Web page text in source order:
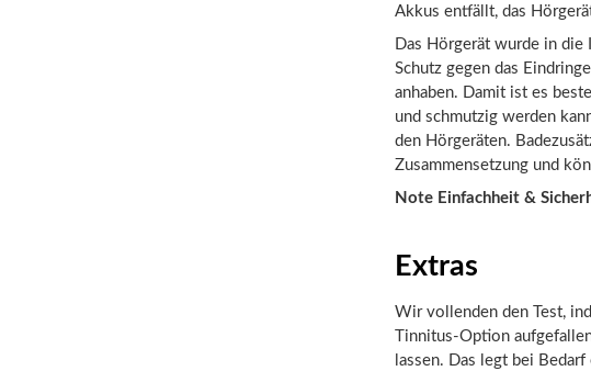
Akkus entfällt, das
Das Hörgerät wurde in die
Schutz gegen das
anhaben. Damit ist es
und schmutzig werden
den Hörgeräten.
Zusammensetzung und
Note Einfachheit &
Extras
Wir vollenden den Test,
Tinnitus-Option
lassen. Das legt bei